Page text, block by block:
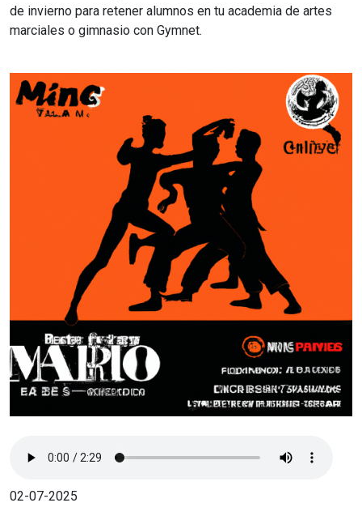
de invierno para retener alumnos en tu academia de artes
marciales o gimnasio con Gymnet.
02-07-2025